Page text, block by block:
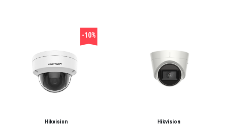
-10%
Hikvision Hikvision